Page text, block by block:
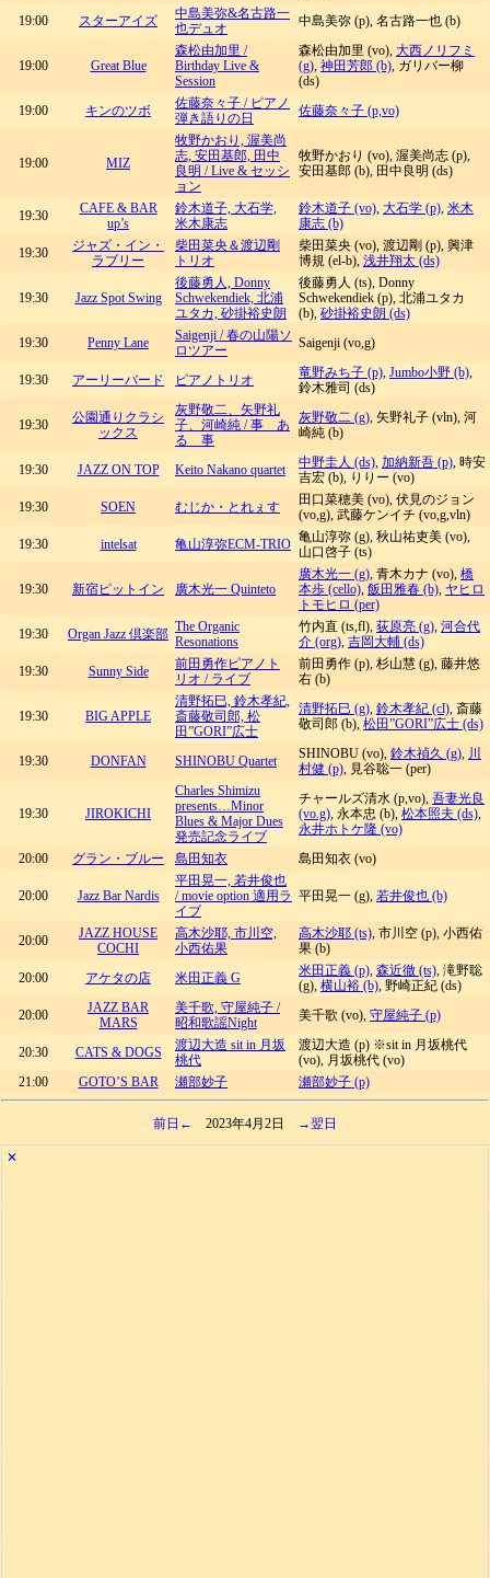
19:00
スターアイズ
中島美弥&名古路一
也デュオ
中島美弥 (p), 名古路一也 (b)
19:00 Great Blue
森松由加里 /
Birthday Live &
Session
森松由加里 (vo), 大西ノリフミ
(g), 神田芳郎 (b), ガリバー柳
(ds)
19:00
キンのツボ
佐藤奈々子 / ピアノ
弾き語りの日
佐藤奈々子 (p,vo)
19:00 MIZ
牧野かおり, 渥美尚
志, 安田基郎, 田中
良明 / Live & セッシ
ョン
牧野かおり (vo), 渥美尚志 (p),
安田基郎 (b), 田中良明 (ds)
19:30
CAFE & BAR
up’s
鈴木道子, 大石学,
米木康志
鈴木道子 (vo), 大石学 (p), 米木
康志 (b)
19:30
ジャズ・イン・
ラブリー
柴田菜央＆渡辺剛
トリオ
柴田菜央 (vo), 渡辺剛 (p), 興津
博規 (el-b), 浅井翔太 (ds)
19:30 Jazz Spot Swing
後藤勇人, Donny
Schwekendiek, 北浦
ユタカ, 砂掛裕史朗
後藤勇人 (ts), Donny
Schwekendiek (p), 北浦ユタカ
(b), 砂掛裕史朗 (ds)
19:30
Penny Lane
Saigenji / 春の山陽ソ
ロツアー
Saigenji (vo,g)
19:30 アーリーバード ピアノトリオ 竜野みち子 (p), Jumbo小野 (b),
鈴木雅司 (ds)
19:30
公園通りクラシ
ックス
灰野敬二、矢野礼
子、河崎純 / 事 あ
る 事
灰野敬二 (g), 矢野礼子 (vln), 河
崎純 (b)
19:30 JAZZ ON TOP Keito Nakano quartet 中野圭人 (ds), 加納新吾 (p), 時安
吉宏 (b), りりー (vo)
19:30
SOEN むじか・とれぇす
田口菜穂美 (vo), 伏見のジョン
(vo,g), 武藤ケンイチ (vo,g,vln)
19:30
intelsat 亀山淳弥ECM-TRIO 亀山淳弥 (g), 秋山祐吏美 (vo),
山口啓子 (ts)
19:30 新宿ピットイン 廣木光一 Quinteto
廣木光一 (g), 青木カナ (vo), 橋
本歩 (cello), 飯田雅春 (b), ヤヒロ
トモヒロ (per)
19:30
Organ Jazz 倶楽部 The Organic
Resonations
竹内直 (ts,fl), 荻原亮 (g), 河合代
介 (org), 吉岡大輔 (ds)
19:30
Sunny Side
前田勇作ピアノト
リオ / ライブ
前田勇作 (p), 杉山慧 (g), 藤井悠
右 (b)
19:30 BIG APPLE
清野拓巳, 鈴木孝紀,
斎藤敬司郎, 松
田”GORI”広士
清野拓巳 (g), 鈴木孝紀 (cl), 斎藤
敬司郎 (b), 松田”GORI”広士 (ds)
19:30 DONFAN SHINOBU Quartet SHINOBU (vo), 鈴木禎久 (g), 川
村健 (p), 見谷聡一 (per)
19:30 JIROKICHI
Charles Shimizu
presents…Minor
Blues & Major Dues
発売記念ライブ
チャールズ清水 (p,vo), 吾妻光良
(vo.g), 永本忠 (b), 松本照夫 (ds),
永井ホトケ隆 (vo)
20:00
グラン・ブルー 島田知衣 島田知衣 (vo)
20:00 Jazz Bar Nardis
平田晃一, 若井俊也
/ movie option 適用ラ
イブ
平田晃一 (g), 若井俊也 (b)
20:00
JAZZ HOUSE
COCHI
高木沙耶, 市川空,
小西佑果
高木沙耶 (ts), 市川空 (p), 小西佑
果 (b)
20:00
アケタの店 米田正義 G 米田正義 (p), 森近徹 (ts), 滝野聡
(g), 横山裕 (b), 野崎正紀 (ds)
20:00
JAZZ BAR
MARS
美千歌, 守屋純子 /
昭和歌謡Night
美千歌 (vo), 守屋純子 (p)
20:30 CATS & DOGS
渡辺大造 sit in 月坂
桃代
渡辺大造 (p) ※sit in 月坂桃代
(vo), 月坂桃代 (vo)
21:00
GOTO’S BAR 瀬部妙子 瀬部妙子 (p)
前日← 2023年4月2日 →翌日
✕